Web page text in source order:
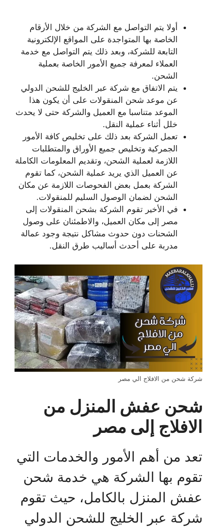
أولا يتم التواصل مع الشركة من خلال الأرقام
الخاصة بها المتواجدة على المواقع الإلكترونية
التابعة للشركة، وبعد ذلك يتم التواصل مع خدمة
العملاء لمعرفة جميع الأمور الخاصة بعملية
الشحن.
يتم الاتفاق مع شركة عبر الخليج للشحن الدولي
عن موعد شحن المنقولات على أن يكون هذا
الموعد متناسبا مع العميل والشركة حتى لا يحدث
خلل أثناء عملية النقل.
تعمل الشركة بعد ذلك على تخليص كافة الأمور
الجمركية وتخليص جميع الأوراق والمتطلبات
اللازمة لعملية الشحن، وتقديم المعلومات الكاملة
عن العميل الذي يريد عملية الشحن، كما تقوم
الشركة بعمل بعض الفحوصات اللازمة عن مكان
الشحن لضمان الوصول السليم للمنقولات.
في الأخير تقوم الشركة بشحن المنقولات إلى
مصر إلى مكان العميل، والاطمئنان على وصول
الشحنات دون حدوث مشاكل نتيجة وجود عمالة
مدربة على أحدث أساليب طرق النقل.
شركة شحن من الافلاج الي مصر
شحن عفش المنزل من
الافلاج إلى مصر
تعد من أهم الأمور والخدمات التي
تقوم بها الشركة هي خدمة شحن
عفش المنزل بالكامل، حيث تقوم
شركة عبر الخليج للشحن الدولي